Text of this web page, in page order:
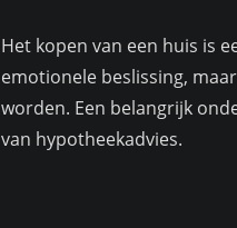
Het kopen van een huis is
emotionele beslissing,
worden. Een belangrijk
van hypotheekadvies.